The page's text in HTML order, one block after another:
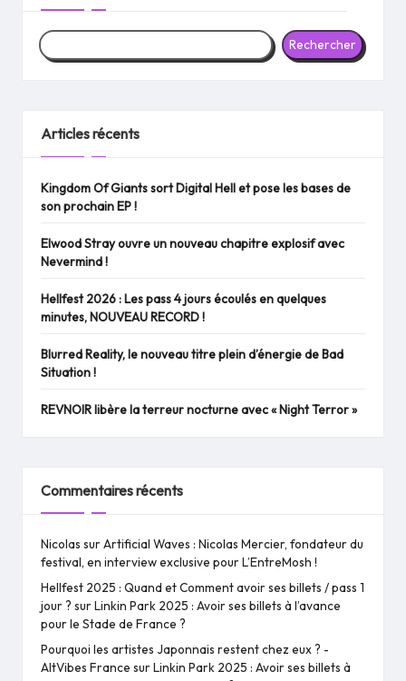
Rechercher
Articles récents
Kingdom Of Giants sort Digital Hell et pose les bases de
son prochain EP !
Elwood Stray ouvre un nouveau chapitre explosif avec
Nevermind !
Hellfest 2026 : Les pass 4 jours écoulés en quelques
minutes, NOUVEAU RECORD !
Blurred Reality, le nouveau titre plein d’énergie de Bad
Situation !
REVNOIR libère la terreur nocturne avec « Night Terror »
Commentaires récents
Nicolas surArtificial Waves : Nicolas Mercier, fondateur du
festival, en interview exclusive pour L’EntreMosh !
Hellfest 2025 : Quand et Comment avoir ses billets / pass 1
jour ? surLinkin Park 2025 : Avoir ses billets à l’avance
pour le Stade de France ?
Pourquoi les artistes Japonnais restent chez eux ? -
AltVibes France surLinkin Park 2025 : Avoir ses billets à